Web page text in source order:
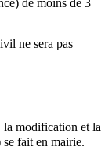
ne sera pas
la modification et la
fait en mairie.